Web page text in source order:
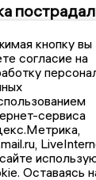
АЗС вновь
кнопку вы
согласие на
сервиса
Оставаясь